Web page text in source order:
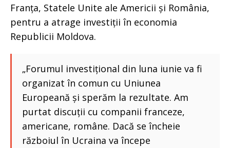
Franța, Statele Unite ale Americii și România,
pentru a atrage investiții în economia
Republicii Moldova.
„Forumul investițional din luna iunie va fi
organizat în comun cu Uniunea
Europeană și sperăm la rezultate. Am
purtat discuții cu companii franceze,
americane, române. Dacă se încheie
războiul în Ucraina va începe